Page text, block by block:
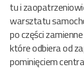
tu i
warsztatu
po części
które odbiera od
pominięciem